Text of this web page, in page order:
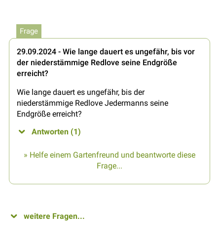
Frage
29.09.2024 - Wie lange dauert es ungefähr, bis vor
der niederstämmige Redlove seine Endgröße
erreicht?
Wie lange dauert es ungefähr, bis der
niederstämmige Redlove Jedermanns seine
Endgröße erreicht?
Antworten (1)
» Helfe einem Gartenfreund und beantworte diese
Frage...
weitere Fragen...